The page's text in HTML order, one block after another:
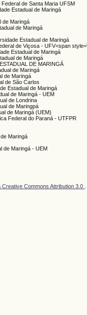
Federal de Santa Maria UFSM
Estadual de Maringá
de Maringá
de Maringá
Estadual de Maringá
de Viçosa - UFV<span
Estadual de Maringá
de Maringá
DE MARINGÁ
de Maringá
de Maringá
de São Carlos
Estadual de Maringá
de Maringá - UEM
de Londrina
de Maringpá
de Maringá (UEM)
Federal do Paraná - UTFPR
Maringá
de Maringá - UEM
Creative Commons Attribution 3.0